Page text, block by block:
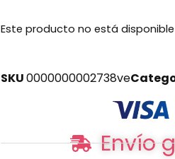
Este producto no está
SKU0000000002738ve
Envío